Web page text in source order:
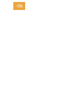
-5%